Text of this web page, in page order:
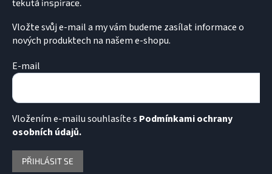
Vložte svůj e-mail a my vám budeme zasílat informace o
nových produktech na našem e-shopu.
E-mail
Vložením e-mailu souhlasíte s Podmínkami ochrany
osobních údajů.
PŘIHLÁSIT SE